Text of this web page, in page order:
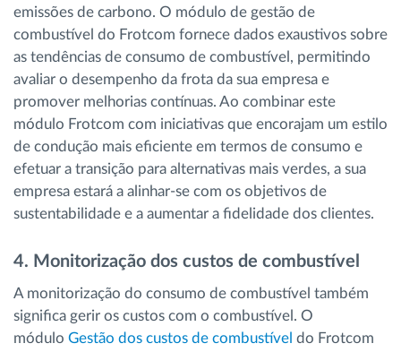
emissões de carbono. O módulo de gestão de
combustível do Frotcom fornece dados exaustivos sobre
as tendências de consumo de combustível, permitindo
avaliar o desempenho da frota da sua empresa e
promover melhorias contínuas. Ao combinar este
módulo Frotcom com iniciativas que encorajam um estilo
de condução mais eficiente em termos de consumo e
efetuar a transição para alternativas mais verdes, a sua
empresa estará a alinhar-se com os objetivos de
sustentabilidade e a aumentar a fidelidade dos clientes.
4. Monitorização dos custos de combustível
A monitorização do consumo de combustível também
significa gerir os custos com o combustível. O
módulo Gestão dos custos de combustível do Frotcom